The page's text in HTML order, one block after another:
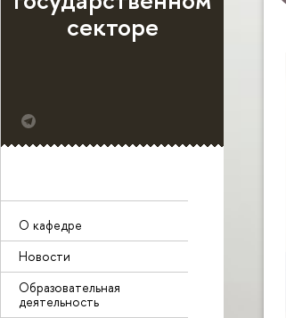
секторе
О кафедре
Новости
Образовательная
деятельность